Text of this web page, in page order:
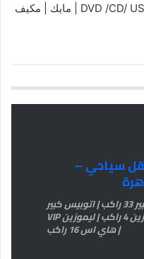
كاسيت | كراسي متحركة | DVD /CD/ USB | WI-FI | مايك | مكيف
سياحي –
اتش وان 11 راكب | اتوبيس كبير 33 راكب | اتوبيس كبير
50 راكب | كوستر 26 راكب | ليموزين 4 راكب | ليموزين VIP
| هاي اس 16 راكب